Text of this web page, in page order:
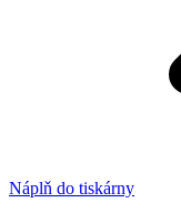
Náplň do tiskárny